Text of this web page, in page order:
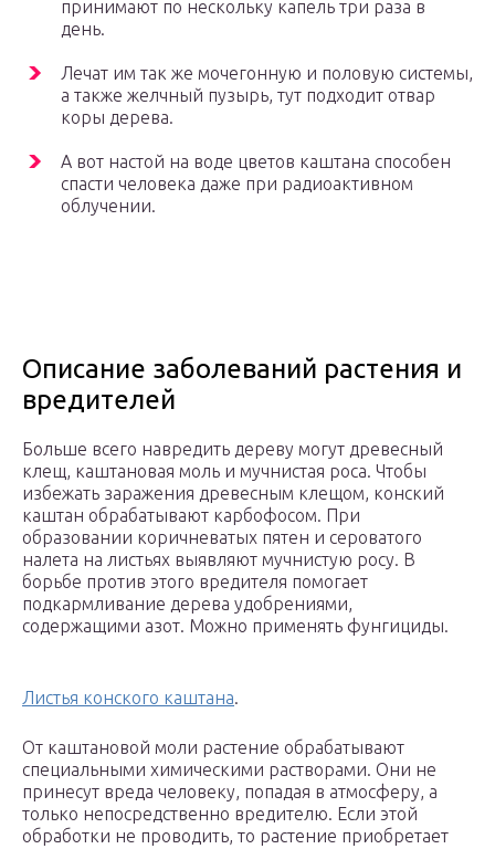
принимают по нескольку капель три раза в
день.
Лечат им так же мочегонную и половую системы,
а также желчный пузырь, тут подходит отвар
коры дерева.
А вот настой на воде цветов каштана способен
спасти человека даже при радиоактивном
облучении.
Описание заболеваний растения и
вредителей
Больше всего навредить дереву могут древесный
клещ, каштановая моль и мучнистая роса. Чтобы
избежать заражения древесным клещом, конский
каштан обрабатывают карбофосом. При
образовании коричневатых пятен и сероватого
налета на листьях выявляют мучнистую росу. В
борьбе против этого вредителя помогает
подкармливание дерева удобрениями,
содержащими азот. Можно применять фунгициды.
Листья конского каштана.
От каштановой моли растение обрабатывают
специальными химическими растворами. Они не
принесут вреда человеку, попадая в атмосферу, а
только непосредственно вредителю. Если этой
обработки не проводить, то растение приобретает